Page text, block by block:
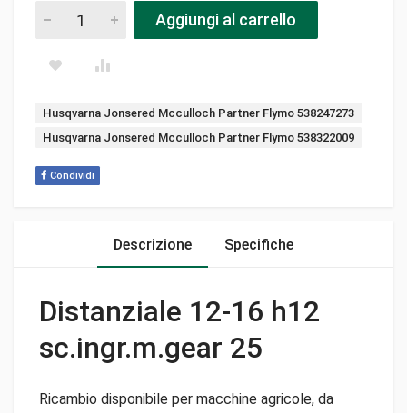
Distanziale 12-16 h12 sc.ingr.m.gear 25 pezzi
Aggiungi al carrello
Tags:
Husqvarna Jonsered Mcculloch Partner Flymo 538247273
Husqvarna Jonsered Mcculloch Partner Flymo 538322009
Condividi
Descrizione Specifiche
Distanziale 12-16 h12
sc.ingr.m.gear 25
Ricambio disponibile per macchine agricole, da